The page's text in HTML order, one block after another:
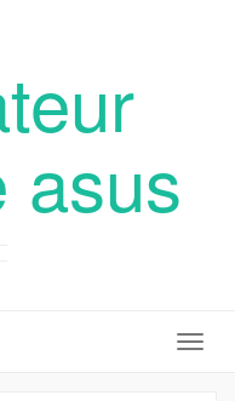
asus